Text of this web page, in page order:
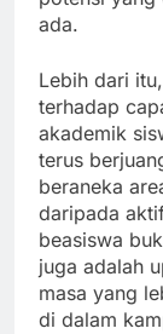
ada.
Lebih dari
terhadap
akademik
terus
beraneka
daripada
beasiswa
juga adalah
masa yang
di dalam